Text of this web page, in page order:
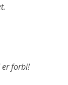
er forbi!